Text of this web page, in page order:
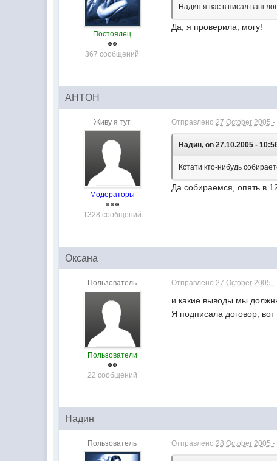
Постоялец
367 сообщений
Надин я вас в писал ваш
Да, я проверила, могу!
AHTOH
Живу я тут
Модераторы
1328 сообщений
Отправлено27 October 2005 -
Надин, on 27.10.2005 -
Кстати кто-нибудь
Да собираемся, опять в
Оксана
Пользователь
Пользователи
22 сообщений
Отправлено27 October 2005 -
и какие выводы мы
Я подписала договор, вот
Надин
Пользователь Отправлено28 October 2005 -